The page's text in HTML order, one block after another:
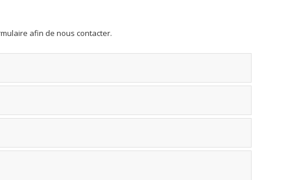
afin de nous contacter.